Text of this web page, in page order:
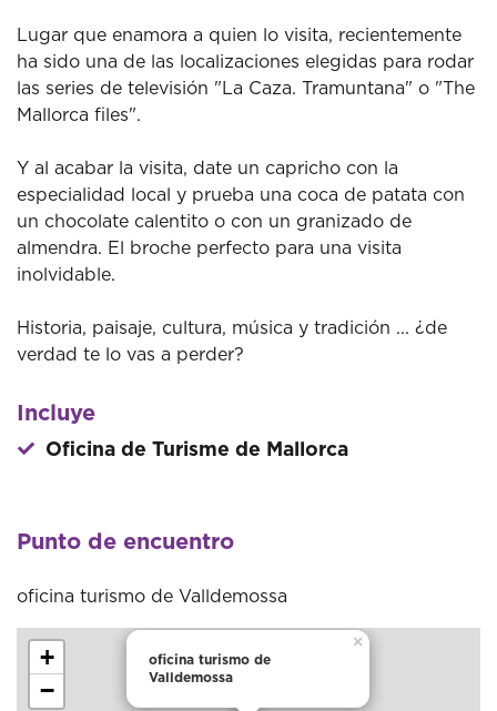
Lugar que enamora a quien lo visita, recientemente
ha sido una de las localizaciones elegidas para rodar
las series de televisión "La Caza. Tramuntana" o "The
Mallorca files".
Y al acabar la visita, date un capricho con la
especialidad local y prueba una coca de patata con
un chocolate calentito o con un granizado de
almendra. El broche perfecto para una visita
inolvidable.
Historia, paisaje, cultura, música y tradición ... ¿de
verdad te lo vas a perder?
Incluye
Oficina de Turisme de Mallorca
Punto de encuentro
oficina turismo de Valldemossa
oficina turismo de
Valldemossa
×
+
−